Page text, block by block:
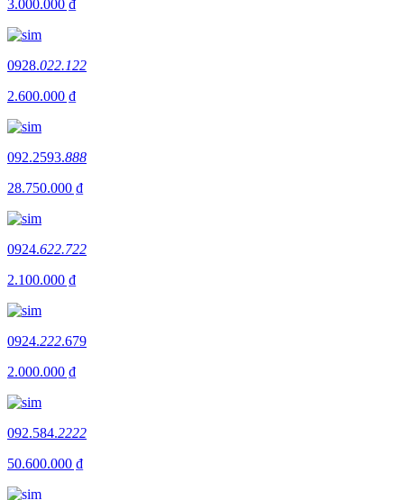
3.000.000 ₫
0928.022.122
2.600.000 ₫
092.2593.888
28.750.000 ₫
0924.622.722
2.100.000 ₫
0924.222.679
2.000.000 ₫
092.584.2222
50.600.000 ₫